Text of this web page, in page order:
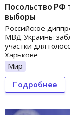
Посольство РФ
выборы
Российское
МВД Украины
участки для
Харькове.
Мир
Подробнее